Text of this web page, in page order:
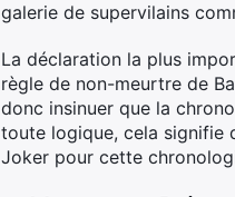
galerie de supervilains
La déclaration la plus
règle de non-meurtre de
donc insinuer que la
toute logique, cela signifie
Joker pour cette